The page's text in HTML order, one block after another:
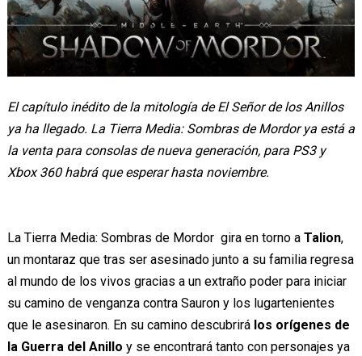
El capítulo inédito de la mitología de El Señor de los Anillos
ya ha llegado. La Tierra Media: Sombras de Mordor ya está a
la venta para consolas de nueva generación, para PS3 y
Xbox 360 habrá que esperar hasta noviembre.
La Tierra Media: Sombras de Mordor gira en torno a Talion,
un montaraz que tras ser asesinado junto a su familia regresa
al mundo de los vivos gracias a un extraño poder para iniciar
su camino de venganza contra Sauron y los lugartenientes
que le asesinaron. En su camino descubrirá los orígenes de
la Guerra del Anillo y se encontrará tanto con personajes ya